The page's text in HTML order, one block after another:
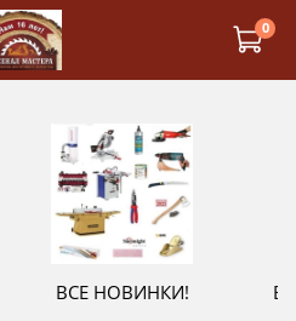
0
ВСЕ НОВИНКИ!